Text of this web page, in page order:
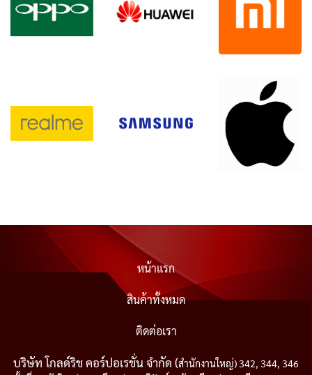
หน้าแรก
สินค้าทั้งหมด
ติดต่อเรา
บริษัท โกลด์ริช คอร์ปอเรชั่น จำกัด (สำนักงานใหญ่) 342, 344, 346